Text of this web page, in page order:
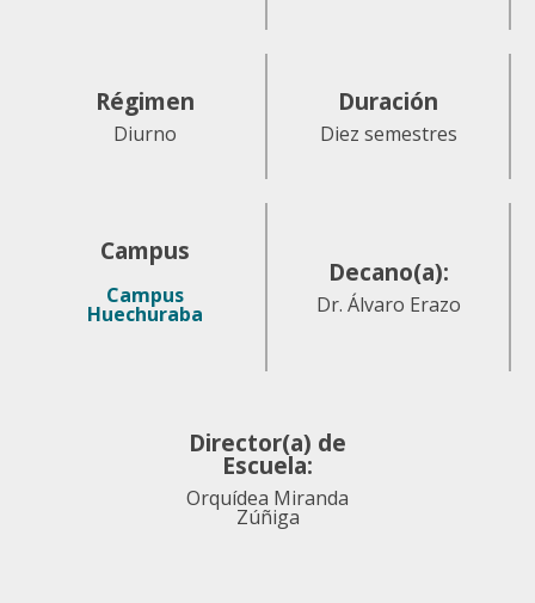
Régimen
Diurno
Duración
Diez semestres
Campus
Campus
Huechuraba
Decano(a):
Dr. Álvaro Erazo
Director(a) de
Escuela:
Orquídea Miranda
Zúñiga